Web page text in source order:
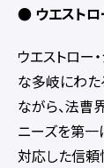
● ウエストロ
ウエストロー
な多岐にわた
ながら、法曹
ニーズを第一
対応した信頼